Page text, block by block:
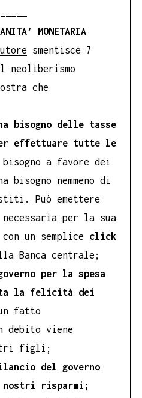
MONETARIA
smentisce 7
neoliberismo
che
bisogno delle tasse
effettuare tutte le
a favore dei
nemmeno di
Può emettere
per la sua
un semplice click
Banca centrale;
per la spesa
la felicità dei
fatto
debito viene
figli;
del governo
risparmi;